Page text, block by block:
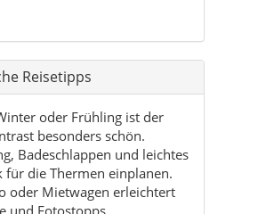
besonders schön.
Badeschlappen und leichtes
für die Thermen einplanen.
oder Mietwagen erleichtert
und Fotostopps.
Kleidung – die Hochebene
auskühlen.